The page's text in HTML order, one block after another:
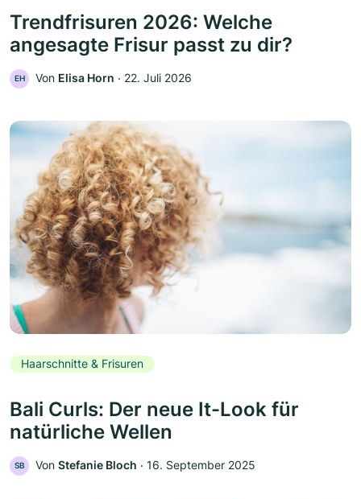
Trendfrisuren 2026: Welche
angesagte Frisur passt zu dir?
EH Von Elisa Horn ‧ 22. Juli 2026
Haarschnitte & Frisuren
Bali Curls: Der neue It-Look für
natürliche Wellen
SB Von Stefanie Bloch ‧ 16. September 2025